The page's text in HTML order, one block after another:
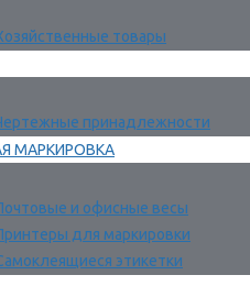
товары
принадлежности
МАРКИРОВКА
и офисные весы
для маркировки
этикетки